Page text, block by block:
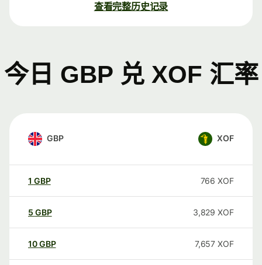
查看完整历史记录
今日 GBP 兑 XOF 汇率
GBP XOF
1 GBP 766 XOF
5 GBP 3,829 XOF
10GBP 7,657 XOF